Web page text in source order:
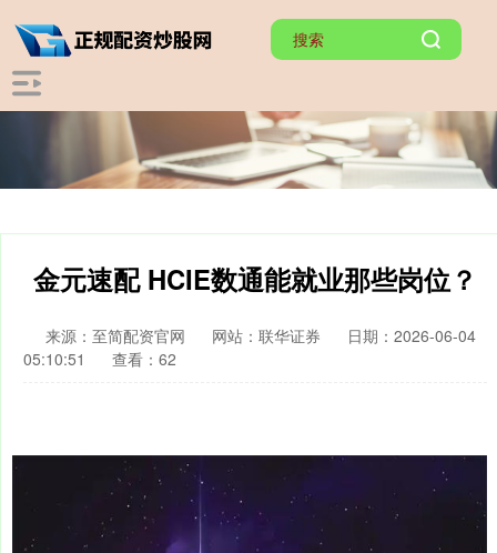
金元速配 HCIE数通能就业那些岗位？
来源：至简配资官网 网站：联华证券
日期：2026-06-04
05:10:51
查看：62